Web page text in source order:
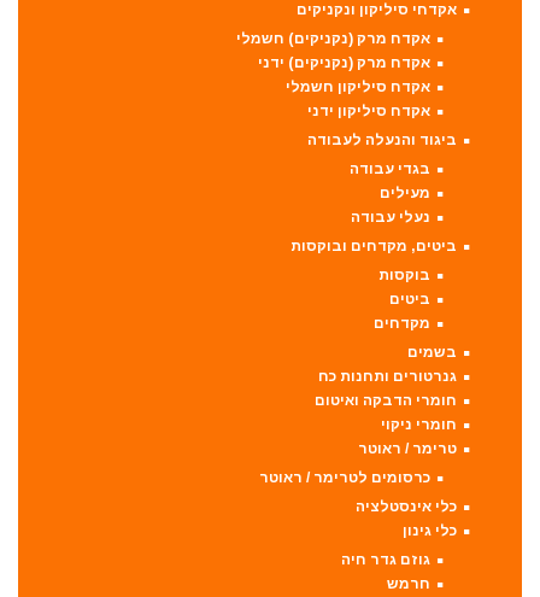
אקדחי סיליקון ונקניקים
אקדח מרק (נקניקים) חשמלי
אקדח מרק (נקניקים) ידני
אקדח סיליקון חשמלי
אקדח סיליקון ידני
ביגוד והנעלה לעבודה
בגדי עבודה
מעילים
נעלי עבודה
ביטים, מקדחים ובוקסות
בוקסות
ביטים
מקדחים
בשמים
גנרטורים ותחנות כח
חומרי הדבקה ואיטום
חומרי ניקוי
טרימר / ראוטר
כרסומים לטרימר / ראוטר
כלי אינסטלציה
כלי גינון
גוזם גדר חיה
חרמש